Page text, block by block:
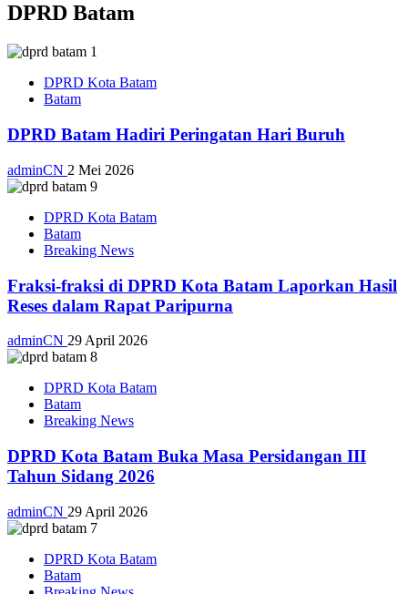
DPRD Batam
DPRD Kota Batam
Batam
DPRD Batam Hadiri Peringatan Hari Buruh
adminCN 2 Mei 2026
DPRD Kota Batam
Batam
Breaking News
Fraksi-fraksi di DPRD Kota Batam Laporkan Hasil
Reses dalam Rapat Paripurna
adminCN 29 April 2026
DPRD Kota Batam
Batam
Breaking News
DPRD Kota Batam Buka Masa Persidangan III
Tahun Sidang 2026
adminCN 29 April 2026
DPRD Kota Batam
Batam